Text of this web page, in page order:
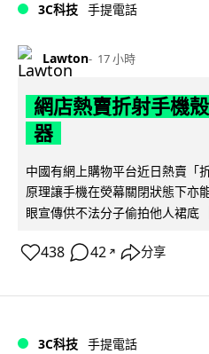
3C科技 手提電話
Lawton 17 小時
網店熱賣折射手機
器
中國有網上購物平台近日熱賣「
原理讓手機在熒幕關閉狀態下亦
眼宣傳供不法分子偷拍他人裙底
438 42 ↗ 分享
3C科技 手提電話